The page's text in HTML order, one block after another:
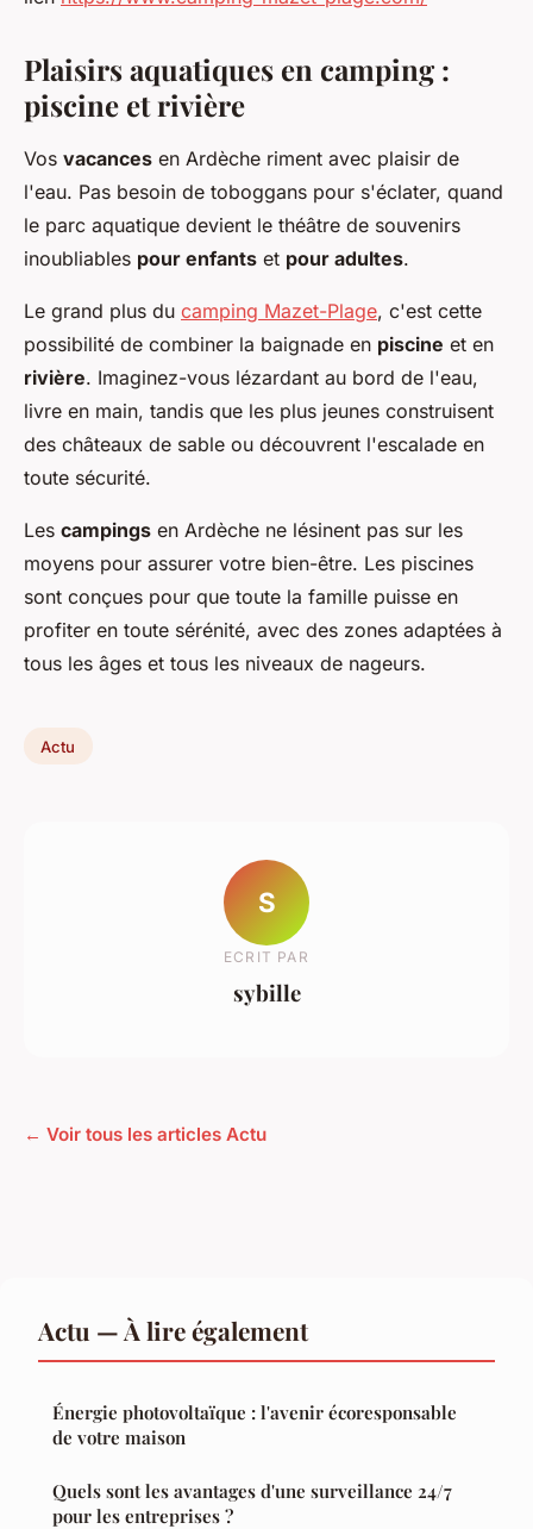
Plaisirs aquatiques en camping :
piscine et rivière
Vos vacances en Ardèche riment avec plaisir de
l'eau. Pas besoin de toboggans pour s'éclater, quand
le parc aquatique devient le théâtre de souvenirs
inoubliables pour enfants et pour adultes.
Le grand plus du camping Mazet-Plage, c'est cette
possibilité de combiner la baignade en piscine et en
rivière. Imaginez-vous lézardant au bord de l'eau,
livre en main, tandis que les plus jeunes construisent
des châteaux de sable ou découvrent l'escalade en
toute sécurité.
Les campings en Ardèche ne lésinent pas sur les
moyens pour assurer votre bien-être. Les piscines
sont conçues pour que toute la famille puisse en
profiter en toute sérénité, avec des zones adaptées à
tous les âges et tous les niveaux de nageurs.
Actu
S
ECRIT PAR
sybille
← Voir tous les articles Actu
Actu — À lire également
Énergie photovoltaïque : l'avenir écoresponsable
de votre maison
Quels sont les avantages d'une surveillance 24/7
pour les entreprises ?